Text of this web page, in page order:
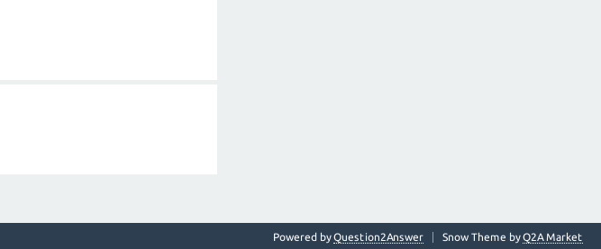
Snow Theme byQ2A Market
Powered byQuestion2Answer